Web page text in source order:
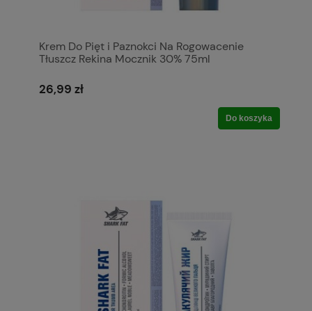
Krem Do Pięt i Paznokci Na Rogowacenie
Tłuszcz Rekina Mocznik 30% 75ml
26,99 zł
Do koszyka